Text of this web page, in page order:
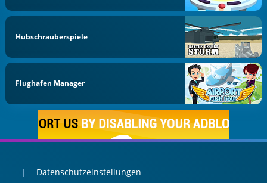
Hubschrauberspiele
Flughafen Manager
Datenschutzeinstellungen